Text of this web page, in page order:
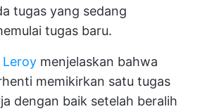
tugas yang sedang
tugas baru.
Leroy menjelaskan bahwa
memikirkan satu tugas
dengan baik setelah beralih